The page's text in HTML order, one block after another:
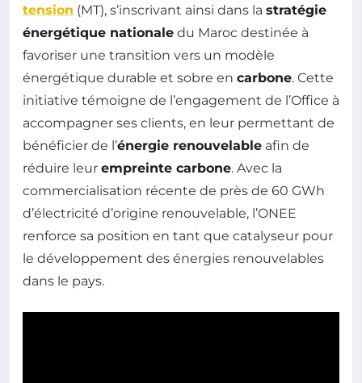
tension (MT), s’inscrivant ainsi dans la stratégie
énergétique nationale du Maroc destinée à
favoriser une transition vers un modèle
énergétique durable et sobre en carbone. Cette
initiative témoigne de l’engagement de l’Office à
accompagner ses clients, en leur permettant de
bénéficier de l’énergie renouvelable afin de
réduire leur empreinte carbone. Avec la
commercialisation récente de près de 60 GWh
d’électricité d’origine renouvelable, l’ONEE
renforce sa position en tant que catalyseur pour
le développement des énergies renouvelables
dans le pays.